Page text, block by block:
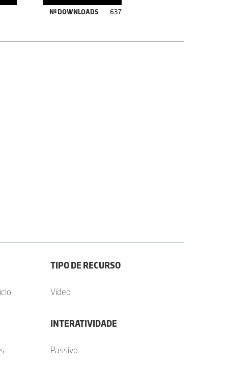
Nº DOWNLOADS 637
TIPO DE RECURSO
Vídeo
INTERATIVIDADE
Passivo